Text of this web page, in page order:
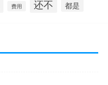
费用 还不 都是